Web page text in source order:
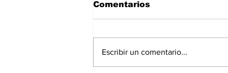
Comentarios
Escribir un comentario...